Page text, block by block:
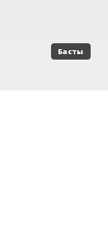
Басты